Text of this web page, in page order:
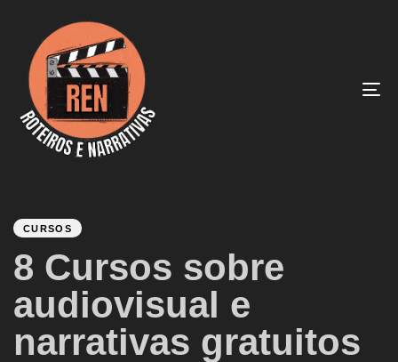
CURSOS
8 Cursos sobre
audiovisual e
narrativas gratuitos